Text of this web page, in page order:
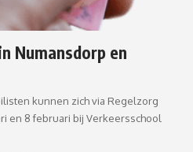
Numansdorp en
kunnen zich via Regelzorg
en 8 februari bij Verkeersschool